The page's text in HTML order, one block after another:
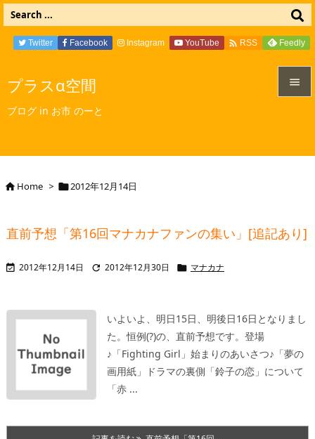
プラスα空間
ブログ in お市 のーと

次へ
Twitter Facebook Instagram YouTube  RSS Feedly
Home > 2012年12月14日
直前予想「第16回マナカナファンの集い」[追記あり]
 2012年12月14日  2012年12月30日  マナカナ
いよいよ、明日15日、明後日16日となりまし
た。恒例(?)の、直前予想です。 登場
♪「Fighting Girl」 始まりのあいさつ♪「夢の
画用紙」
ドラマの裏側「鈴子の恋」について
「赤 ...